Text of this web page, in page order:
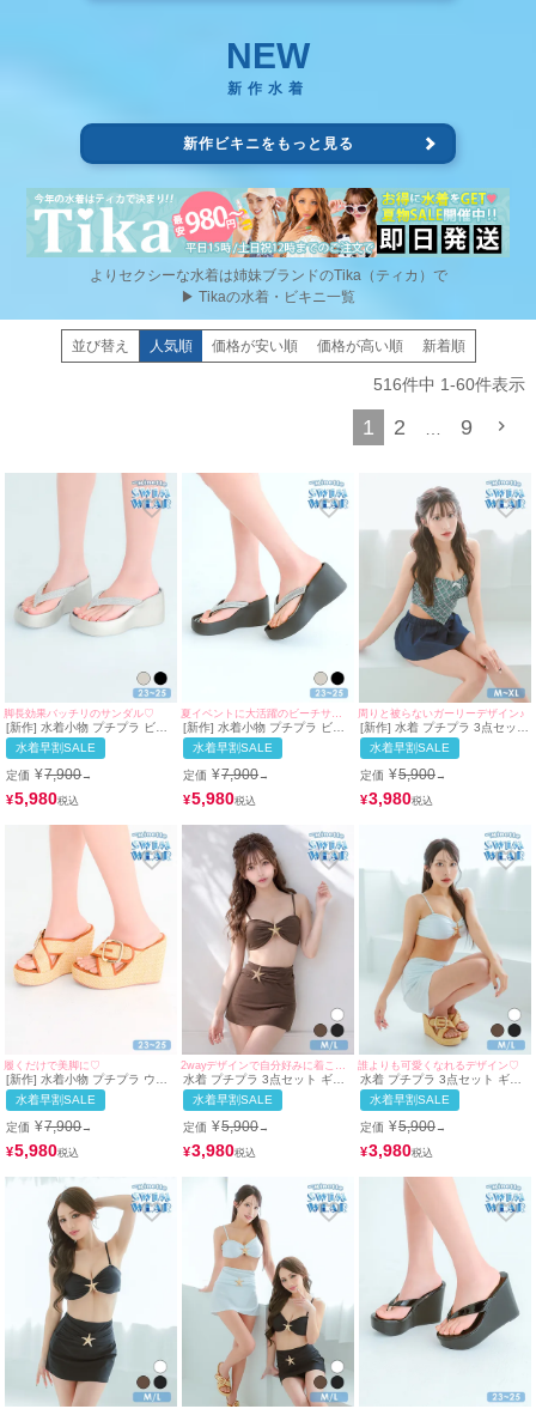
NEW
新作水着
新作ビキニをもっと見る
よりセクシーな水着は姉妹ブランドのTika（ティカ）で
▶ Tikaの水着・ビキニ一覧
並び替え 人気順 価格が安い順 価格が高い順 新着順
516件中 1-60件表示
1 2 9
脚長効果バッチリのサンダル♡
[新作] 水着小物 プチプラ ビジ
ュー キラキラ ウェッジソール
シンプル ビーチサンダル シル
バー (約23cm相当~約25cm相
当対応)| myMinette/マイミネッ
ト
水着早割SALE
定価 ¥7,900→
¥5,980
[新作] 水着小物 プチプラ ビジ
ュー キラキラ ウェッジソール
シンプル ビーチサンダル (約
23cm相当~約25cm相当対応)|
myMinette/マイミネット
水着早割SALE
定価 ¥7,900→
¥5,980
周りと被らないガーリーデザイン♪
[新作] 水着 プチプラ 3点セット
2way セット 体型カバー ハイ
ウエスト チェック柄 カジュア
ル ギンガムチェック リボン タ
ンキニ スカートタイプ 洋服み
たいな 緑 グリーン ネイビー
(ちぴたん着用/M~XLサイズ対
水着早割SALE
定価 ¥5,900→
¥3,980
履くだけで美脚に♡
[新作] 水着小物 プチプラ ウェ
ッジソール 厚底 ゴールドバッ
クル ビーチ サンダル (約23cm
相当~約25cm相当対応) |
myMinette/マイミネット
水着早割SALE
定価 ¥7,900→
¥5,980
水着 プチプラ 3点セット ギャ
ル 2way セット ハイウエスト
ヘルシー 脚カバー スカートタ
イプ ヒトデ 体型カバー 茶色
ブラウン ビキニ (M~Lサイズ対
応) | myMinette/マイミネット
水着早割SALE
定価 ¥5,900→
¥3,980
誰よりも可愛くなれるデザイン♡
水着 プチプラ 3点セット ギャ
ル 2way セット 体型カバー ハ
イウエスト カジュアル 脚カバ
ー スカートタイプ ヒトデ 体型
カバー 白 ホワイト ビキニ (ち
ぴたん着用/M~Lサイズ対応) |
myMinette/マイミネット
水着早割SALE
定価 ¥5,900→
¥3,980